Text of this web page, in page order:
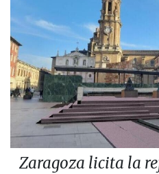
Zaragoza licita la